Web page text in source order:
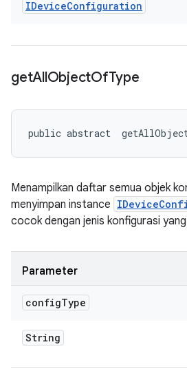
IDeviceConfiguration
getAllObjectOfType
public abstract
Menampilkan daftar semua objek
menyimpan instance
cocok dengan jenis konfigurasi
Parameter
configType
String